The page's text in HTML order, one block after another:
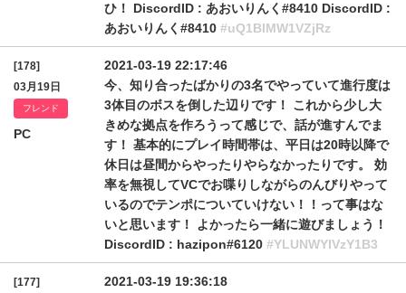
ひ！ DiscordID : あおいりんく#8410 DiscordID :
あおいりんく#8410 #uQ1BIMW1VZjRz
[178]
03月19日
フレンド
PC
2021-03-19 22:17:46
今、知り合ったばかりの3名でやっていて進行度は
3体目のボスを倒した辺りです！ これから少し大
きめな拠点を作ろうって感じで、話が進すんでま
す！ 基本的にプレイ時間帯は、平日は20時以降で
休日は昼間からやったりやらなかったりです。 効
率を無視してVCでお喋りしながらのんびりやって
いるのでテンポについていけない！！って事はな
いと思います！ よかったら一緒に遊びましょう！
DiscordID : hazipon#6120 #YLUNWYlVzY1B3
[177]
2021-03-19 19:36:18